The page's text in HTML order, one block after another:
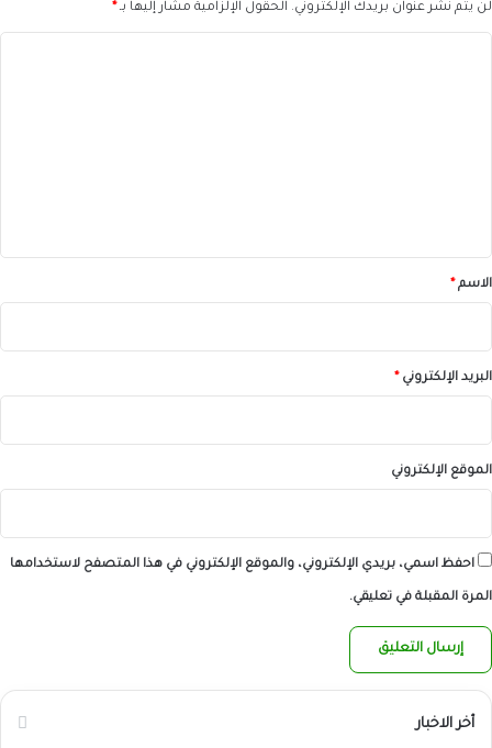
لن يتم نشر عنوان بريدك الإلكتروني. الحقول الإلزامية مشار إليها بـ *
*الاسم *
البريد الإلكتروني *
الموقع الإلكتروني
احفظ اسمي، بريدي الإلكتروني، والموقع الإلكتروني في هذا المتصفح لاستخدامها
المرة المقبلة في تعليقي.
أخر الاخبار